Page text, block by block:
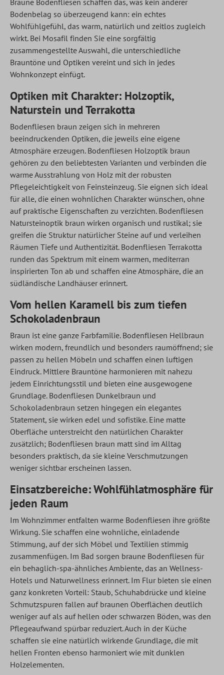
Braune Bodenfliesen schaffen das, was kein anderer
Bodenbelag so überzeugend kann: ein echtes
Wohlfühlgefühl, das warm, natürlich und zeitlos zugleich
wirkt. Bei Mosafil finden Sie eine sorgfältig
zusammengestellte Auswahl, die unterschiedliche
Brauntöne und Optiken vereint und sich in jedes
Wohnkonzept einfügt.
Optiken mit Charakter: Holzoptik,
Naturstein und Terrakotta
Bodenfliesen braun zeigen sich in mehreren
beeindruckenden Optiken, die jeweils eine eigene
Atmosphäre erzeugen. Bodenfliesen Holzoptik braun
gehören zu den beliebtesten Varianten und verbinden die
warme Ausstrahlung von Holz mit der robusten
Pflegeleichtigkeit von Feinsteinzeug. Sie eignen sich ideal
für alle, die einen wohnlichen Charakter wünschen, ohne
auf praktische Eigenschaften zu verzichten. Bodenfliesen
Natursteinoptik braun wirken organisch und rustikal; sie
greifen die Struktur natürlicher Steine auf und verleihen
Räumen Tiefe und Authentizität. Bodenfliesen Terrakotta
runden das Spektrum mit einem warmen, mediterran
inspirierten Ton ab und schaffen eine Atmosphäre, die an
südländische Landhäuser erinnert.
Vom hellen Karamell bis zum tiefen
Schokoladenbraun
Braun ist eine ganze Farbfamilie. Bodenfliesen Hellbraun
wirken modern, freundlich und besonders raumöffnend; sie
passen zu hellen Möbeln und schaffen einen luftigen
Eindruck. Mittlere Brauntöne harmonieren mit nahezu
jedem Einrichtungsstil und bieten eine ausgewogene
Grundlage. Bodenfliesen Dunkelbraun und
Schokoladenbraun setzen hingegen ein elegantes
Statement, sie wirken edel und sofistike. Eine matte
Oberfläche unterstreicht den natürlichen Charakter
zusätzlich; Bodenfliesen braun matt sind im Alltag
besonders praktisch, da sie kleine Verschmutzungen
weniger sichtbar erscheinen lassen.
Einsatzbereiche: Wohlfühlatmosphäre für
jeden Raum
Im Wohnzimmer entfalten warme Bodenfliesen ihre größte
Wirkung. Sie schaffen eine wohnliche, einladende
Stimmung, auf der sich Möbel und Textilien stimmig
zusammenfügen. Im Bad sorgen braune Bodenfliesen für
ein behaglich-spa-ähnliches Ambiente, das an Wellness-
Hotels und Naturwellness erinnert. Im Flur bieten sie einen
ganz konkreten Vorteil: Staub, Schuhabdrücke und kleine
Schmutzspuren fallen auf braunen Oberflächen deutlich
weniger auf als auf hellen oder schwarzen Böden, was den
Pflegeaufwand spürbar reduziert. Auch in der Küche
schaffen sie eine natürlich wirkende Grundlage, die mit
hellen Fronten ebenso harmoniert wie mit dunklen
Holzelementen.